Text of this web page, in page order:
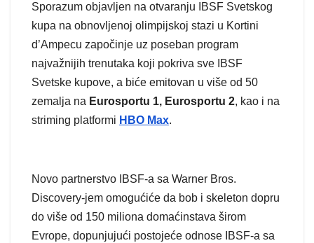
Sporazum objavljen na otvaranju IBSF Svetskog
kupa na obnovljenoj olimpijskoj stazi u Kortini
d’Ampecu započinje uz poseban program
najvažnijih trenutaka koji pokriva sve IBSF
Svetske kupove, a biće emitovan u više od 50
zemalja na Eurosportu 1, Eurosportu 2, kao i na
striming platformi HBO Max.
Novo partnerstvo IBSF-a sa Warner Bros.
Discovery-jem omogućiće da bob i skeleton dopru
do više od 150 miliona domaćinstava širom
Evrope, dopunjujući postojeće odnose IBSF-a sa